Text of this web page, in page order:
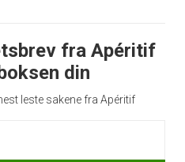
fra Apéritif
din
leste sakene fra Apéritif